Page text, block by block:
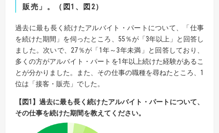
販売」。（図1 、図 2）
過去に最も長く続けたアルバイト・パートについて、「仕事
を続けた期間」を伺ったところ、55％が「3年以上」と回答し
ました。次いで、27％が「1年～3年未満」と回答しており、
多くの方がアルバイト・パートを1年以上続けた経験があるこ
とが分かりました。また、その仕事の職種を尋ねたところ、1
位は「接客・販売」でした。
【図1】過去に最も長く続けたアルバイト・パートについて、
その仕事を続けた期間を教えてください。